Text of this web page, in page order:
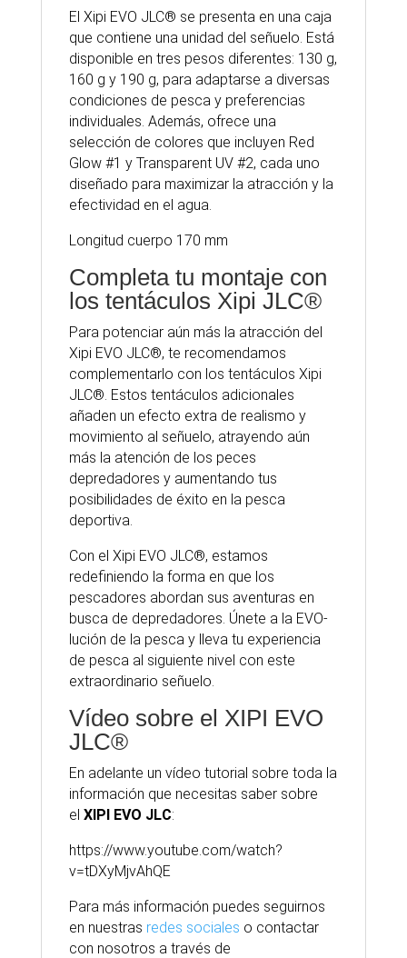
El Xipi EVO JLC® se presenta en una caja
que contiene una unidad del señuelo. Está
disponible en tres pesos diferentes: 130 g,
160 g y 190 g, para adaptarse a diversas
condiciones de pesca y preferencias
individuales. Además, ofrece una
selección de colores que incluyen Red
Glow #1 y Transparent UV #2, cada uno
diseñado para maximizar la atracción y la
efectividad en el agua.
Longitud cuerpo 170 mm
Completa tu montaje con
los tentáculos Xipi JLC®
Para potenciar aún más la atracción del
Xipi EVO JLC®, te recomendamos
complementarlo con los tentáculos Xipi
JLC®. Estos tentáculos adicionales
añaden un efecto extra de realismo y
movimiento al señuelo, atrayendo aún
más la atención de los peces
depredadores y aumentando tus
posibilidades de éxito en la pesca
deportiva.
Con el Xipi EVO JLC®, estamos
redefiniendo la forma en que los
pescadores abordan sus aventuras en
busca de depredadores. Únete a la EVO-
lución de la pesca y lleva tu experiencia
de pesca al siguiente nivel con este
extraordinario señuelo.
Vídeo sobre el XIPI EVO
JLC®
En adelante un vídeo tutorial sobre toda la
información que necesitas saber sobre
el XIPI EVO JLC:
https://www.youtube.com/watch?
v=tDXyMjvAhQE
Para más información puedes seguirnos
en nuestras redes sociales o contactar
con nosotros a través de